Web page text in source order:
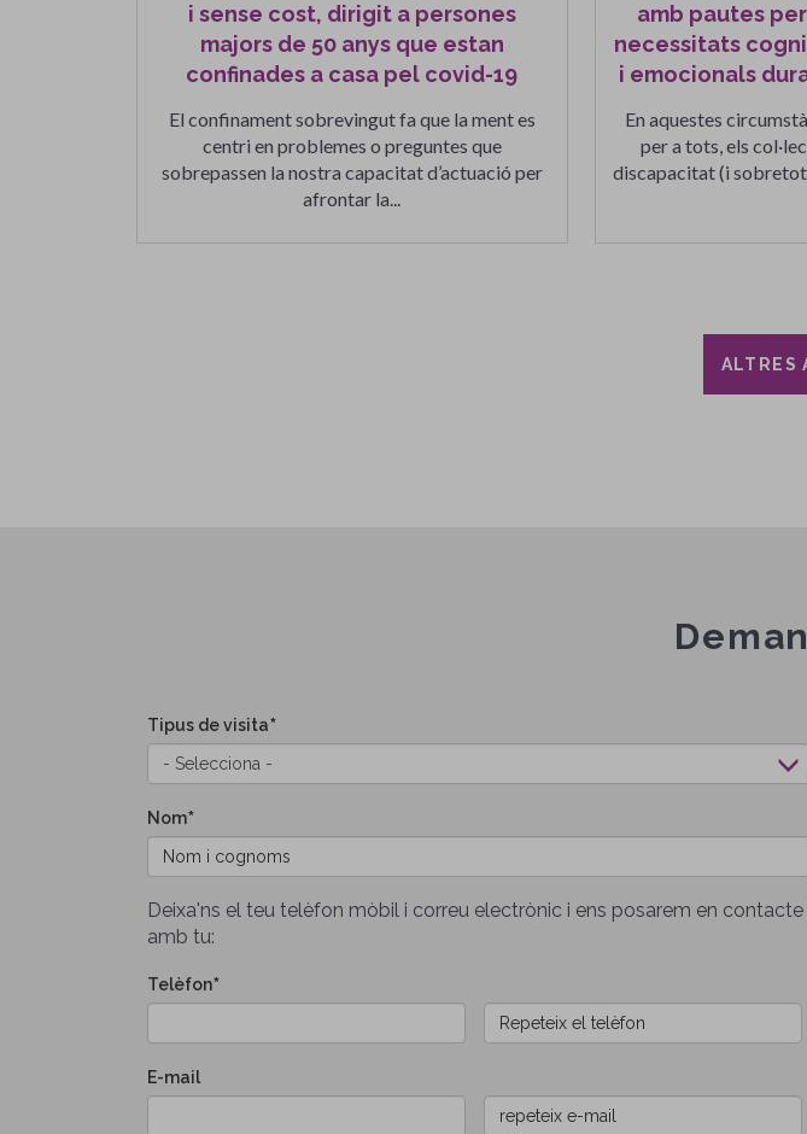
i sense cost, dirigit a persones
majors de 50 anys que estan
confinades a casa pel covid-19
El confinament sobrevingut fa que la ment es
centri en problemes o preguntes que
sobrepassen la nostra capacitat d’actuació per
afrontar la...
amb pautes
necessitats
i emocionals
En aquestes
per a tots, els
discapacitat (i sobretot
ALTRES
Tipus de visita
Nom
Deixa'ns el teu telèfon mòbil i correu electrònic i ens posarem en contacte
amb tu:
Telèfon
E-
mail
E-mail